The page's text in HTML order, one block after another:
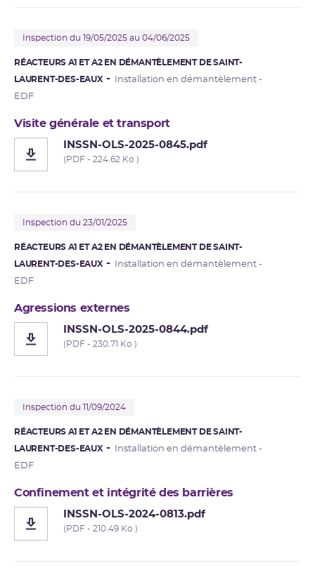
Inspection du 19/05/2025 au 04/06/2025
RÉACTEURS A1 ET A2 EN DÉMANTÈLEMENT DE SAINT-
LAURENT-DES-EAUX
Installation en démantèlement -
EDF
Visite générale et transport
INSSN-OLS-2025-0845.pdf
(PDF - 224.62 Ko )
Inspection du 23/01/2025
RÉACTEURS A1 ET A2 EN DÉMANTÈLEMENT DE SAINT-
LAURENT-DES-EAUX
Installation en démantèlement -
EDF
Agressions externes
INSSN-OLS-2025-0844.pdf
(PDF - 230.71 Ko )
Inspection du 11/09/2024
RÉACTEURS A1 ET A2 EN DÉMANTÈLEMENT DE SAINT-
LAURENT-DES-EAUX
Installation en démantèlement -
EDF
Confinement et intégrité des barrières
INSSN-OLS-2024-0813.pdf
(PDF - 210.49 Ko )